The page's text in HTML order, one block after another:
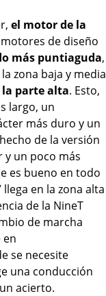
el motor de la
de diseño
más puntiaguda,
zona baja y media
parte alta. Esto,
largo, un
más duro y un
de la versión
y un poco más
es bueno en todo
en la zona alta
de la NineT
de marcha
en
se necesite
una conducción
acierto.